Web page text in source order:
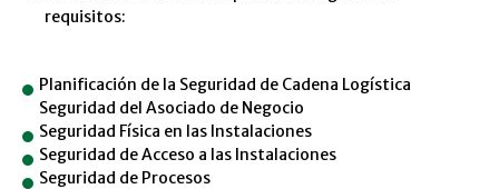
requisitos:
Planificación de la Seguridad de Cadena Logística
Seguridad del Asociado de Negocio
Seguridad Física en las Instalaciones
Seguridad de Acceso a las Instalaciones
Seguridad de Procesos